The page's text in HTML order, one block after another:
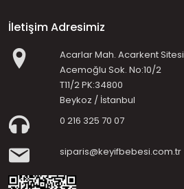
İletişim Adresimiz
Acarlar Mah. Acarkent Sitesi
Acemoğlu Sok. No:10/2
T11/2 PK:34800
Beykoz / İstanbul
0 216 325 70 07
siparis@keyifbebesi.com.tr